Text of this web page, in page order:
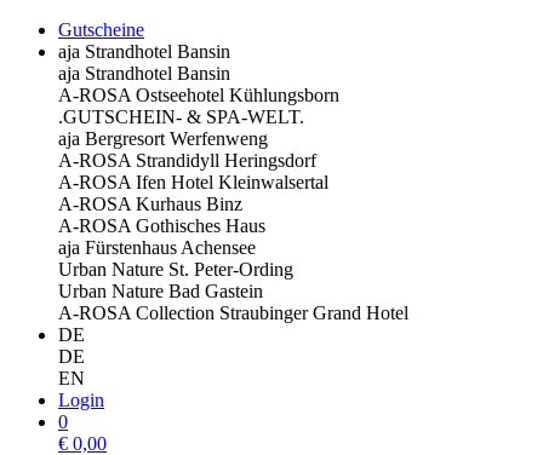
Gutscheine
aja Strandhotel Bansin
aja Strandhotel Bansin
A-ROSA Ostseehotel Kühlungsborn
.GUTSCHEIN- & SPA-WELT.
aja Bergresort Werfenweng
A-ROSA Strandidyll Heringsdorf
A-ROSA Ifen Hotel Kleinwalsertal
A-ROSA Kurhaus Binz
A-ROSA Gothisches Haus
aja Fürstenhaus Achensee
Urban Nature St. Peter-Ording
Urban Nature Bad Gastein
A-ROSA Collection Straubinger Grand Hotel
DE
DE
EN
Login
0
€ 0,00